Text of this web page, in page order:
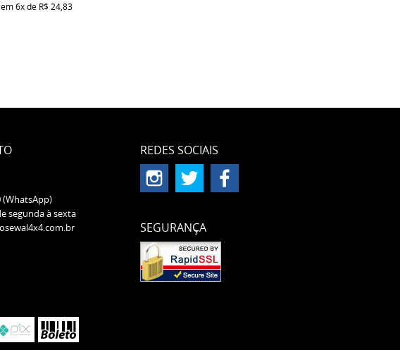
6xde R$ 24,83
(WhatsApp)
segunda à sexta
REDES SOCIAIS
SEGURANÇA